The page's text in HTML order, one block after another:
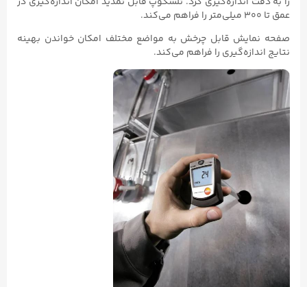
عمق تا ۳۰۰ میلی‌متر را فراهم می‌کند.
صفحه نمایش قابل چرخش به مواضع مختلف امکان خواندن بهینه
نتایج اندازه‌گیری را فراهم می‌کند.